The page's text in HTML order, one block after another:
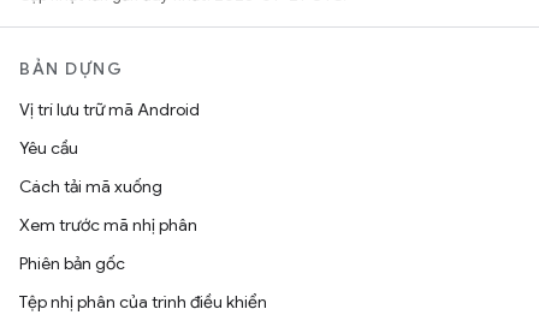
BẢN DỰNG
Vị trí lưu trữ mã Android
Yêu cầu
Cách tải mã xuống
Xem trước mã nhị phân
Phiên bản gốc
Tệp nhị phân của trình điều khiển